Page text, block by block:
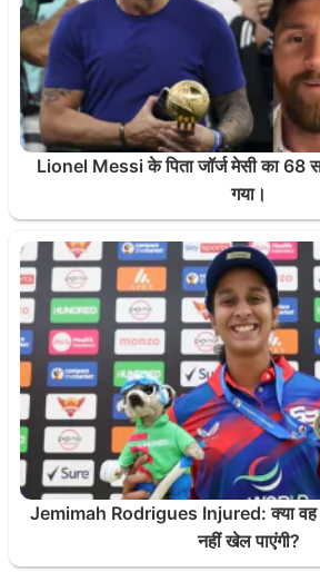
Lionel Messi के पिता जॉर्ज मेसी का 68
गया।
Jemimah Rodrigues Injured: क्या वह
नहीं खेल पाएंगी?